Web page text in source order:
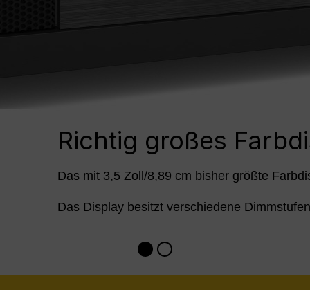
Richtig großes
Das mit 3,5 Zoll/8,89 cm bisher größte
Das Display besitzt verschiedene